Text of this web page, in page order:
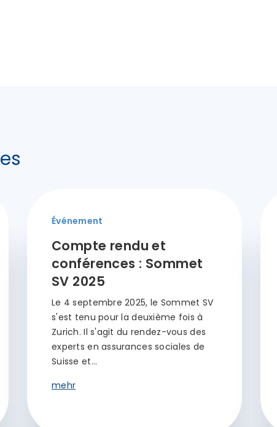
Événement
Compte rendu et
conférences : Sommet
SV 2025
Le 4 septembre 2025, le Sommet SV
s'est tenu pour la deuxième fois à
Zurich. Il s'agit du rendez-vous des
experts en assurances sociales de
Suisse et…
mehr